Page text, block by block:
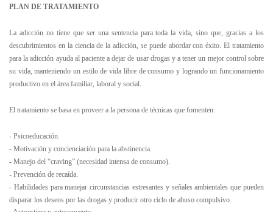
PLAN DE TRATAMIENTO
La adicción no tiene que ser una sentencia para toda la vida, sino que, gracias a los
descubrimientos en la ciencia de la adicción, se puede abordar con éxito. El tratamiento
para la adicción ayuda al paciente a dejar de usar drogas y a tener un mejor control sobre
su vida, manteniendo un estilo de vida libre de consumo y logrando un funcionamiento
productivo en el área familiar, laboral y social.
El tratamiento se basa en proveer a la persona de técnicas que fomenten:
- Psicoeducación.
- Motivación y concienciación para la abstinencia.
- Manejo del “craving” (necesidad intensa de consumo).
- Prevención de recaída.
- Habilidades para manejar circunstancias estresantes y señales ambientales que pueden
disparar los deseos por las drogas y producir otro ciclo de abuso compulsivo.